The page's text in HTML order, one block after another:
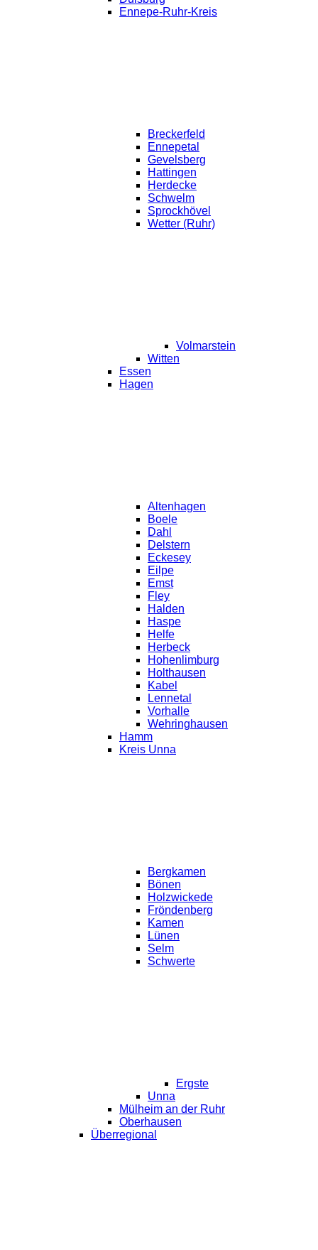
Ennepe-Ruhr-Kreis
Breckerfeld
Ennepetal
Gevelsberg
Hattingen
Herdecke
Schwelm
Sprockhövel
Wetter (Ruhr)
Volmarstein
Witten
Essen
Hagen
Altenhagen
Boele
Dahl
Delstern
Eckesey
Eilpe
Emst
Fley
Halden
Haspe
Helfe
Herbeck
Hohenlimburg
Holthausen
Kabel
Lennetal
Vorhalle
Wehringhausen
Hamm
Kreis Unna
Bergkamen
Bönen
Holzwickede
Fröndenberg
Kamen
Lünen
Selm
Schwerte
Ergste
Unna
Mülheim an der Ruhr
Oberhausen
Überregional